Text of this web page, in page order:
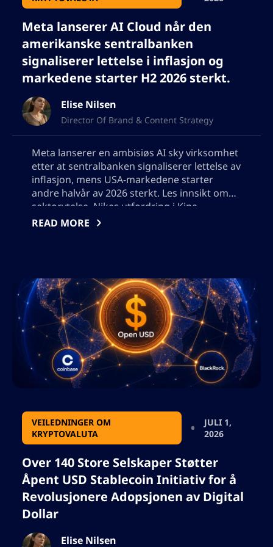
Meta lanserer AI Cloud når den
amerikanske sentralbanken
signaliserer lettelse i inflasjon og
markedene starter H2 2026 sterkt.
Elise Nilsen
Director Of Brand & Content Strategy
Meta lanserer en ambisiøs AI sky virksomhet
etter at sentralbanken signaliserer lettelse av
inflasjon, mens USA-markedene starter
andre halvår av 2026 sterkt. Les innsikt om
sektorytelse, Nikes utfordring i Kina,
oljeprisbevegelser og det økonomiske
som vil ødelegge json-format.
READ MORE
VEILEDNINGER OM
KRYPTOVALUTA
JULI 1,
2026
Over 140 Store Selskaper Støtter
Åpent USD Stablecoin Initiativ for å
Revolusjonere Adopsjonen av Digital
Dollar
Elise Nilsen